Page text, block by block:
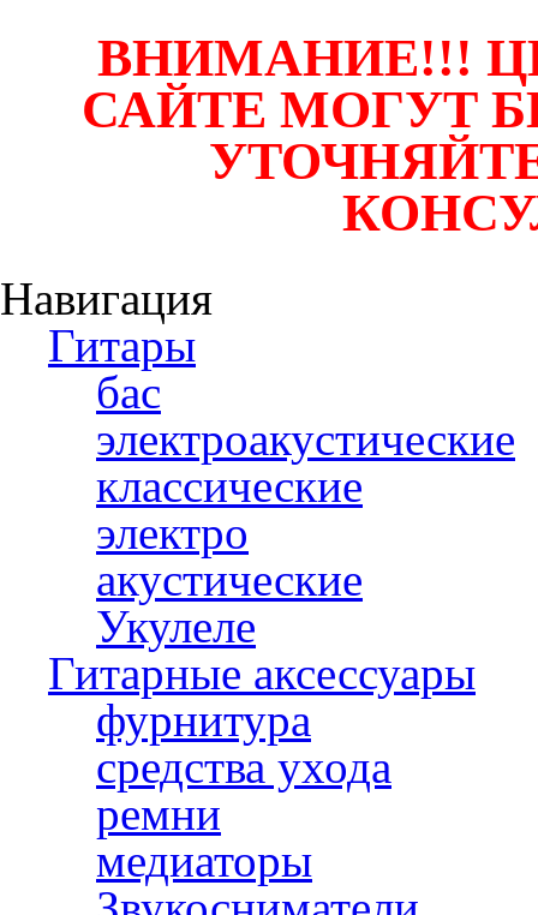
ВНИМАНИЕ!!!
САЙТЕ МОГУТ
Навигация
Гитары
бас
электроакустические
классические
электро
акустические
Укулеле
Гитарные аксессуары
фурнитура
средства ухода
ремни
медиаторы